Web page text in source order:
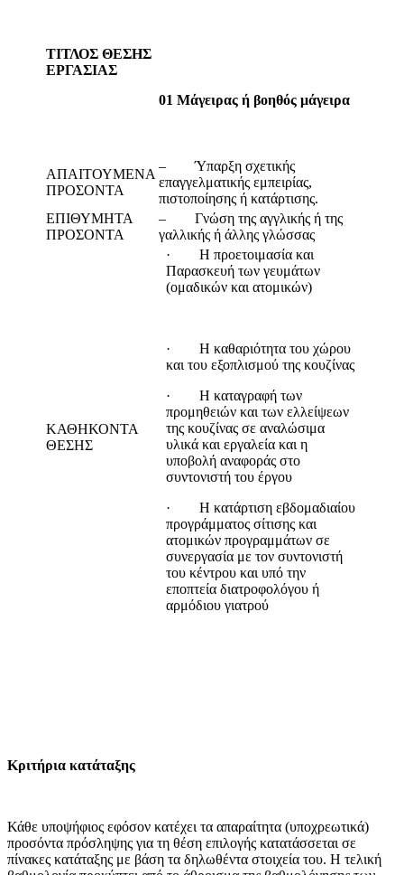
ΤΙΤΛΟΣ ΘΕΣΗΣ
ΕΡΓΑΣΙΑΣ
01 Μάγειρας ή βοηθός μάγειρα
ΑΠΑΙΤΟΥΜΕΝΑ
ΠΡΟΣΟΝΤΑ
– Ύπαρξη σχετικής
επαγγελματικής εμπειρίας,
πιστοποίησης ή κατάρτισης.
ΕΠΙΘΥΜΗΤΑ
ΠΡΟΣΟΝΤΑ
– Γνώση της αγγλικής ή της
γαλλικής ή άλλης γλώσσας
ΚΑΘΗΚΟΝΤΑ
ΘΕΣΗΣ
· Η προετοιμασία και
Παρασκευή των γευμάτων
(ομαδικών και ατομικών)
· Η καθαριότητα του χώρου
και του εξοπλισμού της κουζίνας
· Η καταγραφή των
προμηθειών και των ελλείψεων
της κουζίνας σε αναλώσιμα
υλικά και εργαλεία και η
υποβολή αναφοράς στο
συντονιστή του έργου
· Η κατάρτιση εβδομαδιαίου
προγράμματος σίτισης και
ατομικών προγραμμάτων σε
συνεργασία με τον συντονιστή
του κέντρου και υπό την
εποπτεία διατροφολόγου ή
αρμόδιου γιατρού
Κριτήρια κατάταξης
Κάθε υποψήφιος εφόσον κατέχει τα απαραίτητα (υποχρεωτικά)
προσόντα πρόσληψης για τη θέση επιλογής κατατάσσεται σε
πίνακες κατάταξης με βάση τα δηλωθέντα στοιχεία του. Η τελική